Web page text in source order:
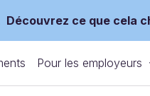
Découvrez ce que cela
Pour les employeurs